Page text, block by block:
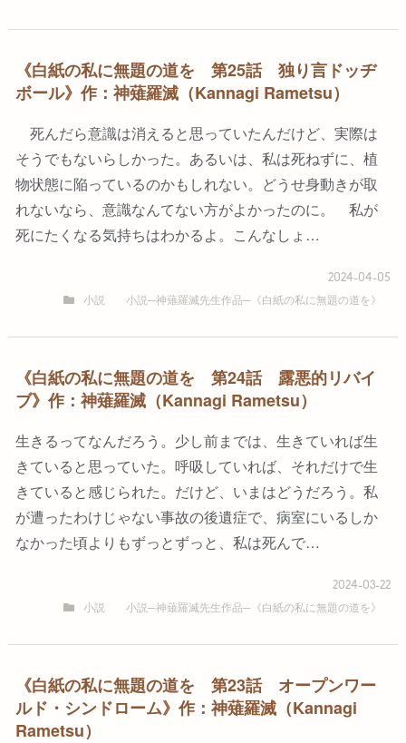
《白紙の私に無題の道を 第25話 独り言ドッヂ
ボール》作：神薙羅滅（Kannagi Rametsu）
死んだら意識は消えると思っていたんだけど、実際は
そうでもないらしかった。あるいは、私は死ねずに、植
物状態に陥っているのかもしれない。どうせ身動きが取
れないなら、意識なんてない方がよかったのに。 私が
死にたくなる気持ちはわかるよ。こんなしょ…
2024-04-05
小説 小説─神薙羅滅先生作品─《白紙の私に無題の道を》
《白紙の私に無題の道を 第24話 露悪的リバイ
ブ》作：神薙羅滅（Kannagi Rametsu）
生きるってなんだろう。少し前までは、生きていれば生
きていると思っていた。呼吸していれば、それだけで生
きていると感じられた。だけど、いまはどうだろう。私
が遭ったわけじゃない事故の後遺症で、病室にいるしか
なかった頃よりもずっとずっと、私は死んで…
2024-03-22
小説 小説─神薙羅滅先生作品─《白紙の私に無題の道を》
《白紙の私に無題の道を 第23話 オープンワー
ルド・シンドローム》作：神薙羅滅（Kannagi
Rametsu）